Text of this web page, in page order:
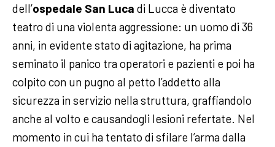
dell’ospedale San Luca di Lucca è diventato
teatro di una violenta aggressione: un uomo di 36
anni, in evidente stato di agitazione, ha prima
seminato il panico tra operatori e pazienti e poi ha
colpito con un pugno al petto l’addetto alla
sicurezza in servizio nella struttura, graffiandolo
anche al volto e causandogli lesioni refertate. Nel
momento in cui ha tentato di sfilare l’arma dalla